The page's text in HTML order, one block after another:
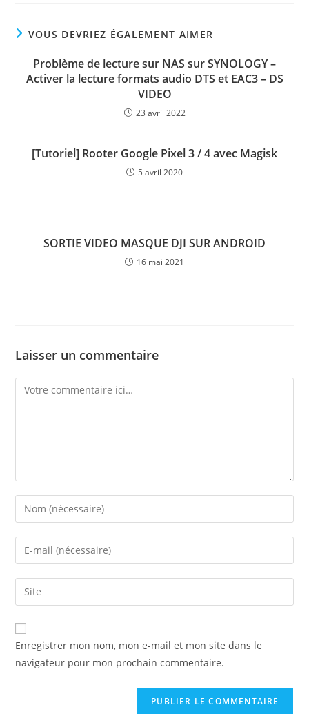
VOUS DEVRIEZ ÉGALEMENT AIMER
Problème de lecture sur NAS sur SYNOLOGY –
Activer la lecture formats audio DTS et EAC3 – DS
VIDEO
23 avril 2022
[Tutoriel] Rooter Google Pixel 3 / 4 avec Magisk
5 avril 2020
SORTIE VIDEO MASQUE DJI SUR ANDROID
16 mai 2021
Laisser un commentaire
Comment
Enter
your
name
comment
Enter
your
email
address
comment
Saisir
l’URL
de
votre
(facultatif)
Enregistrer mon nom, mon e-mail et mon site dans le
navigateur pour mon prochain commentaire.